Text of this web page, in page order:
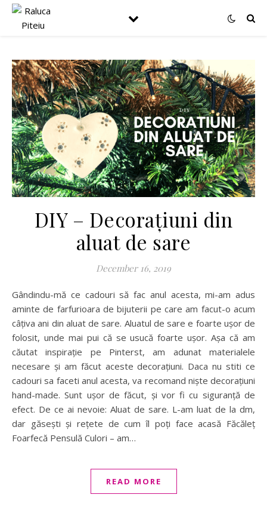
DIY – Decorațiuni din
aluat de sare
December 16, 2019
Gândindu-mă ce cadouri să fac anul acesta, mi-am adus
aminte de farfurioara de bijuterii pe care am facut-o acum
câțiva ani din aluat de sare. Aluatul de sare e foarte ușor de
folosit, unde mai pui că se usucă foarte ușor. Așa că am
căutat inspirație pe Pinterst, am adunat materialele
necesare și am făcut aceste decorațiuni. Daca nu stiti ce
cadouri sa faceti anul acesta, va recomand niște decorațiuni
hand-made. Sunt ușor de făcut, și vor fi cu siguranță de
efect. De ce ai nevoie: Aluat de sare. L-am luat de la dm,
dar găsești și rețete de cum îl poți face acasă Făcăleț
Foarfecă Pensulă Culori – am…
READ MORE